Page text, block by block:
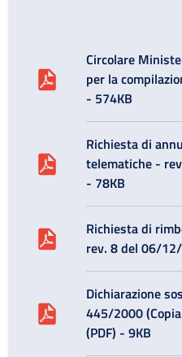
Circolare
per la
- 574KB
Richiesta di
telematiche -
- 78KB
Richiesta di
rev. 8 del 06/
Dichiarazione
445/2000
(PDF) - 9KB